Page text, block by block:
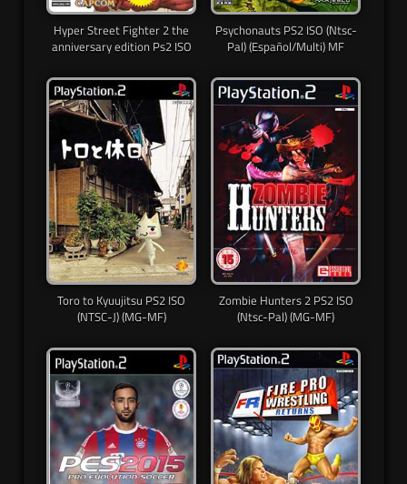
Hyper Street Fighter 2 the
anniversary edition Ps2 ISO
Psychonauts PS2 ISO (Ntsc-
Pal) (Español/Multi) MF
Toro to Kyuujitsu PS2 ISO
(NTSC-J) (MG-MF)
Zombie Hunters 2 PS2 ISO
(Ntsc-Pal) (MG-MF)